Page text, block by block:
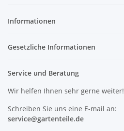
Informationen
Gesetzliche Informationen
Service und Beratung
Wir helfen Ihnen sehr gerne weiter!
Schreiben Sie uns eine E-mail an:
service@gartenteile.de